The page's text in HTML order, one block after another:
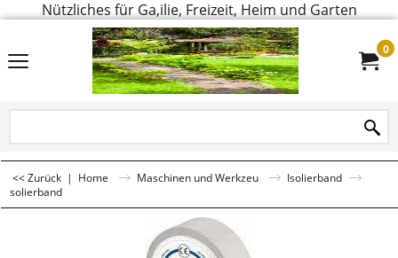
Nützliches für Ga,ilie, Freizeit, Heim und Garten
0
<< Zurück | Home Maschinen und Werkzeu
Isolierband
solierband